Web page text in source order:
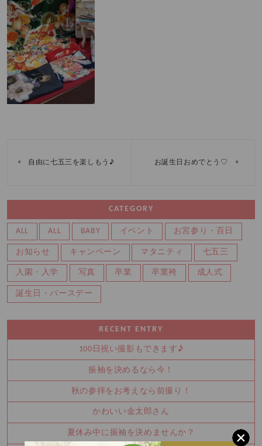
« 自由に七五三を楽しもう♪ お誕生日おめでとう♡ »
CATEGORY
ALL ALL BABY イベント お宮参り・百日
お知らせ キャンペーン マタニティ 七五三
入園・入学 写真 卒業 卒業袴 成人式
誕生日・バースデー
RECENT ENTRY
100日祝い撮影もできます♪
振袖を決めるなら今！
秋の参拝をお考えなら前撮り！
かわいい金太郎さん
夏休み中に振袖を決めませんか？